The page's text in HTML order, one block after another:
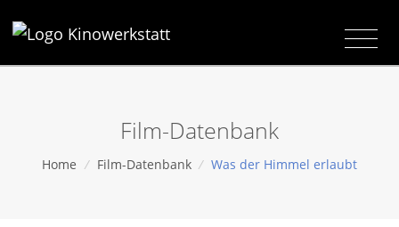
Film-Datenbank
Home / Film-Datenbank / Was der Himmel erlaubt